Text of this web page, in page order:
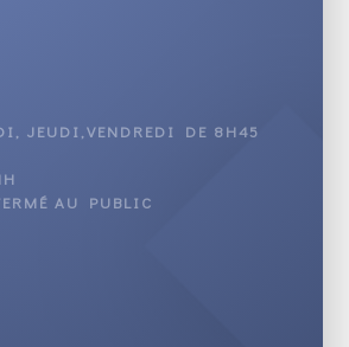
JEUDI,VENDREDI DE 8H45
AU PUBLIC